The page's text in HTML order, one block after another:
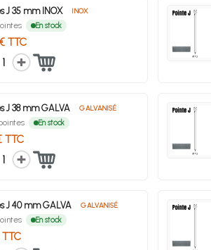
J 35 mm INOX INOX
En stock
TTC
1
J 38 mm GALVA GALVANISÉ
En stock
TTC
1
J 40 mm GALVA GALVANISÉ
En stock
TTC